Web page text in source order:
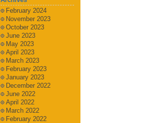
February 2024
November 2023
October 2023
June 2023
May 2023
April 2023
March 2023
February 2023
January 2023
December 2022
June 2022
April 2022
March 2022
February 2022